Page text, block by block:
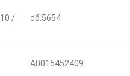
/
сб.5654
A0015452409